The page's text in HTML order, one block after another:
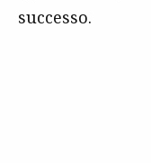
successo.